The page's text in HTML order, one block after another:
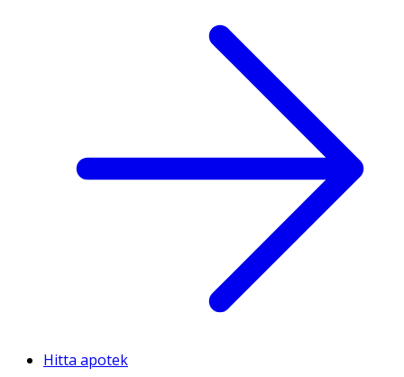
Hitta apotek